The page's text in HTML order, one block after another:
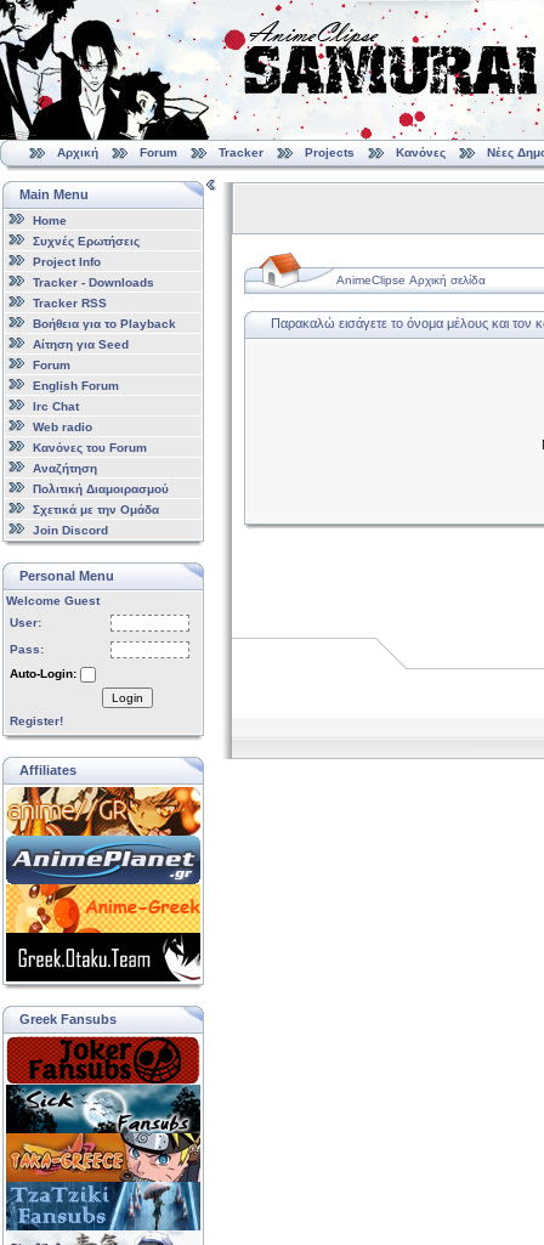
Αρχική Forum Tracker Projects Κανόνες Νέες
Main Menu
Home
Συχνές Ερωτήσεις
Project Info
Tracker - Downloads
Tracker RSS
Βοήθεια για το Playback
Αίτηση για Seed
Forum
English Forum
Irc Chat
Web radio
Κανόνες του Forum
Αναζήτηση
Πολιτική Διαμοιρασμού
Σχετικά με την Ομάδα
Join Discord
Personal Menu
Welcome Guest
User:
Pass:
Auto-Login:
Login
Register!
Affiliates
Greek Fansubs
AnimeClipse Αρχική σελίδα
Παρακαλώ εισάγετε το όνομα μέλους και τον